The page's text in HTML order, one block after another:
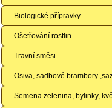
Biologické přípravky
Ošetřování rostlin
Travní směsi
Osiva, sadbové brambory
Semena zelenina, bylinky,